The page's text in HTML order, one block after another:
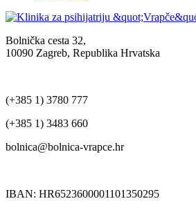
Bolnička cesta 32,
10090 Zagreb, Republika Hrvatska
(+385 1) 3780 777
(+385 1) 3483 660
bolnica@bolnica-vrapce.hr
IBAN: HR6523600001101350295